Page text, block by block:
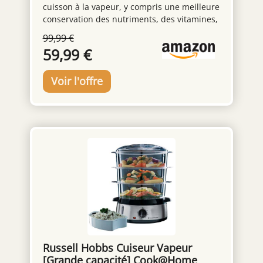
cuisson à la vapeur, y compris une meilleure
conservation des nutriments, des vitamines,
délicieux en toute simplicité LONGUE DURÉE
DE VIE : Cuiseur vapeur avec bols en acier
inoxydable très résistant GAIN DE PLACE :
Bols empilables sur la base pour un
rangement compact qui permet
d'économiser de l'espace GRANDE CAPACITÉ
un repas complet en une seule fois
FONCTIONS INTELLIGENTES : Minuterie de
60 minutes avec arrêt automatique,
remplissage externe de l'eau et niveau d'eau
visible FACILE À NETTOYER : les bols, le bol à
riz, le couvercle et le bac à jus passent au
lave-vaisselle REPARABILITE 15 ANS AU JUSTE
PRIX : engagement de réparabilité 15 ans au
juste prix grâce à notre réseau de 6200
réparateurs dans le monde, pour contribuer
à la protection de l’environnement et à la
99,99 €
59,99 €
Russell Hobbs Cuiseur Vapeur
[Grande capacité] Cook@Home